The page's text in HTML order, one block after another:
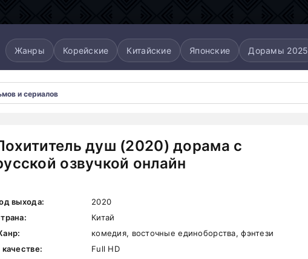
Жанры Корейские Китайские Японские Дорамы 2025
душ (2020) дорама с
озвучкой онлайн
выхода:
2020
Китай
комедия, восточные единоборства, фэнтези
качестве:
Full HD